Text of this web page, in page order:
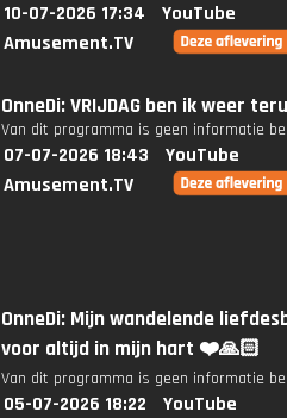
10-07-2026 17:34
YouTube
Amusement.TV
OnneDi: VRIJDAG ben ik weer
Van dit programma is geen informatie
07-07-2026 18:43
YouTube
Amusement.TV
OnneDi: Mijn wandelende
voor altijd in mijn hart ❤️🙏🏻
Van dit programma is geen informatie
05-07-2026 18:22
YouTube